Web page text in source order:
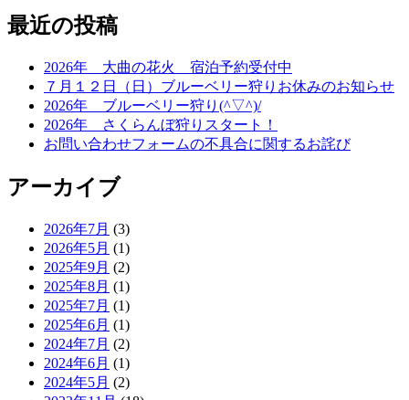
最近の投稿
2026年 大曲の花火 宿泊予約受付中
７月１２日（日）ブルーベリー狩りお休みのお知らせ
2026年 ブルーベリー狩り(^▽^)/
2026年 さくらんぼ狩りスタート！
お問い合わせフォームの不具合に関するお詫び
アーカイブ
2026年7月 (3)
2026年5月 (1)
2025年9月 (2)
2025年8月 (1)
2025年7月 (1)
2025年6月 (1)
2024年7月 (2)
2024年6月 (1)
2024年5月 (2)